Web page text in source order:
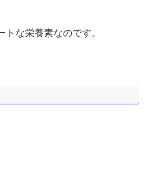
トな栄養素なのです。